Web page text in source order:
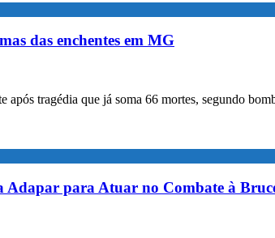
das enchentes em MG
tragédia que já soma 66 mortes, segundo
Adapar para Atuar no Combate à